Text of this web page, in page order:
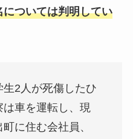
ついては判明してい
2人が死傷したひ
は車を運転し、現
に住む会社員、